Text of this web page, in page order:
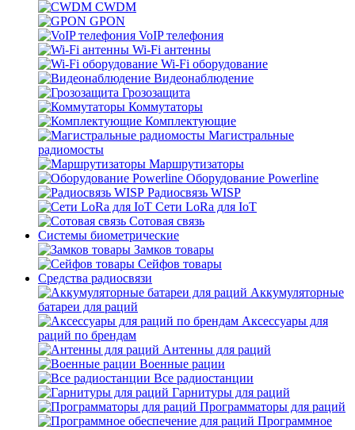
CWDM
GPON
VoIP телефония
Wi-Fi антенны
Wi-Fi оборудование
Видеонаблюдение
Грозозащита
Коммутаторы
Комплектующие
Магистральные
радиомосты
Маршрутизаторы
Оборудование Powerline
Радиосвязь WISP
Сети LoRa для IoT
Сотовая связь
Системы биометрические
Замков товары
Сейфов товары
Средства радиосвязи
Аккумуляторные
батареи для раций
Аксессуары для
раций по брендам
Антенны для раций
Военные рации
Все радиостанции
Гарнитуры для раций
Программаторы для раций
Программное